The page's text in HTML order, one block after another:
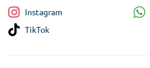
Instagram
TikTok